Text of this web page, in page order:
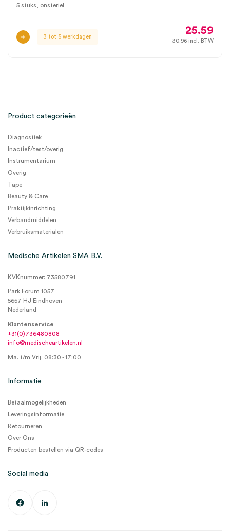
5 stuks, onsteriel
3 tot 5 werkdagen
25.59
30.96 incl. BTW
Product categorieën
Diagnostiek
Inactief/test/overig
Instrumentarium
Overig
Tape
Beauty & Care
Praktijkinrichting
Verbandmiddelen
Verbruiksmaterialen
Medische Artikelen SMA B.V.
KVKnummer: 73580791
Park Forum 1057
5657 HJ Eindhoven
Nederland
Klantenservice
+31(0)736480808
info@medischeartikelen.nl
Ma. t/m Vrij. 08:30 - 17:00
Informatie
Betaalmogelijkheden
Leveringsinformatie
Retourneren
Over Ons
Producten bestellen via QR-codes
Social media